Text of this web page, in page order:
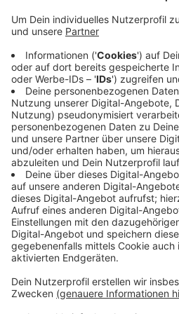
Unweit der Autobahn 43 stand
Brock lichterloh in Flammen.
gewaltig, dass sie auch
Nordkirchen und Lüdinghausen
Feuerwehrleute unter anderem
Ottmarsbocholt, Bösensell,
waren im Einsatz, der sich
hinzog. Zeitweise bestand auch
schwarze Rauchwolke, die
Richtung Dülmen-Rödder zog,
Messungen bestätigen das
Anzeige